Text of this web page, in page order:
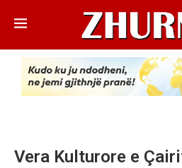
Vera Kulturore e